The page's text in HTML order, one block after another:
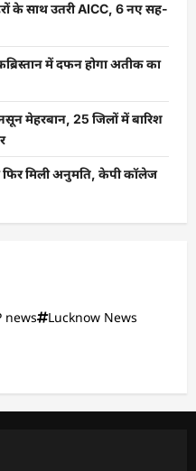
के साथ उतरी AICC, 6 नए सह-
में दफन होगा अतीक का
मेहरबान, 25 जिलों में बारिश
फिर मिली अनुमति, केपी कॉलेज
news
Lucknow News